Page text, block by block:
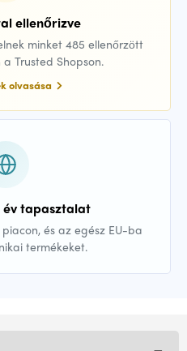
ellenőrizve
minket 485 ellenőrzött
Trusted Shopson.
olvasása
év tapasztalat
és az egész EU-ba
termékeket.